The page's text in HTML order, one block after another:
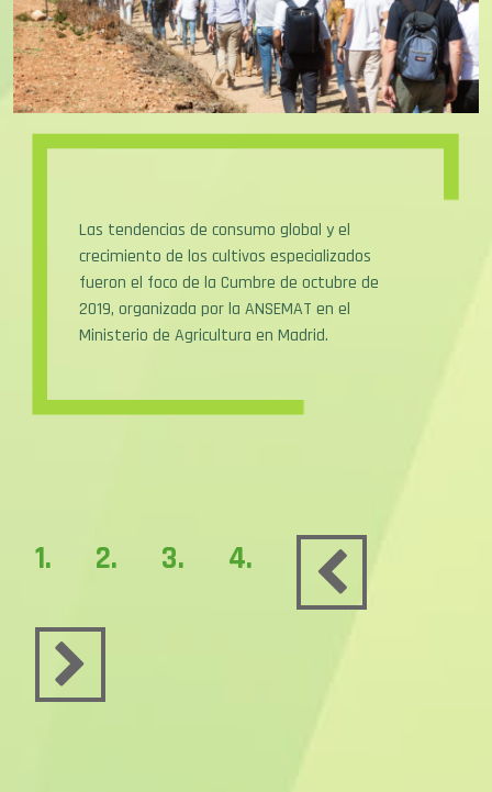
Las tendencias de consumo global y el
crecimiento de los cultivos especializados
fueron el foco de la Cumbre de octubre de
2019, organizada por la ANSEMAT en el
Ministerio de Agricultura en Madrid.
1. 2. 3. 4.